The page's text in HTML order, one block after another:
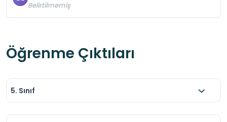
Belirtilmemiş
Öğrenme Çıktıları
5. Sınıf